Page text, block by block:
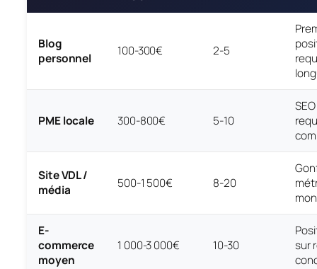
Blog
personnel
100-300€ 2-5
PME locale 300-800€ 5-10
Site VDL /
média
500-1 500€ 8-20
E-
commerce
moyen
1 000-3 000€ 10-30
sur